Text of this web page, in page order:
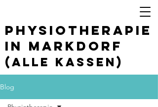
Physiotherapie
in Markdorf
(Alle Kassen)
Blog